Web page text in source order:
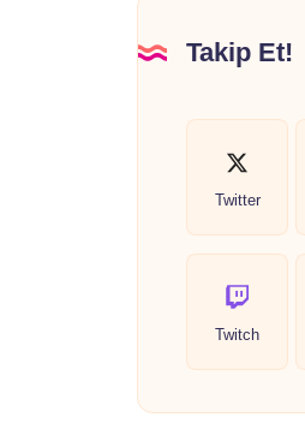
Takip Et!
Twitter
Twitch